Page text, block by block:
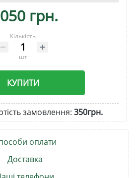
грн.
Кількість
шт
КУПИТИ
замовлення: 350грн.
оплати
Доставка